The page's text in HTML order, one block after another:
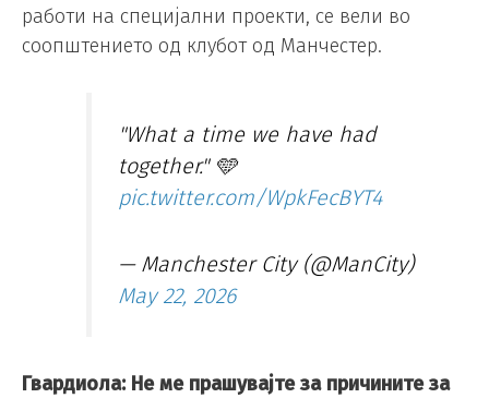
работи на специјални проекти, се вели во
соопштението од клубот од Манчестер.
"What a time we have had
together." 🩵
pic.twitter.com/WpkFecBYT4
— Manchester City (@ManCity)
May 22, 2026
Гвардиола: Не ме прашувајте за причините за